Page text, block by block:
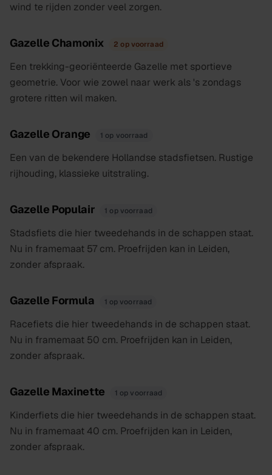
wind te rijden zonder veel zorgen.
Gazelle Chamonix 2 op voorraad
Een trekking-georiënteerde Gazelle met sportieve
geometrie. Voor wie zowel naar werk als 's zondags
grotere ritten wil maken.
Gazelle Orange 1 op voorraad
Een van de bekendere Hollandse stadsfietsen. Rustige
rijhouding, klassieke uitstraling.
Gazelle Populair 1 op voorraad
Stadsfiets die hier tweedehands in de schappen staat.
Nu in framemaat 57 cm. Proefrijden kan in Leiden,
zonder afspraak.
Gazelle Formula 1 op voorraad
Racefiets die hier tweedehands in de schappen staat.
Nu in framemaat 50 cm. Proefrijden kan in Leiden,
zonder afspraak.
Gazelle Maxinette 1 op voorraad
Kinderfiets die hier tweedehands in de schappen staat.
Nu in framemaat 40 cm. Proefrijden kan in Leiden,
zonder afspraak.